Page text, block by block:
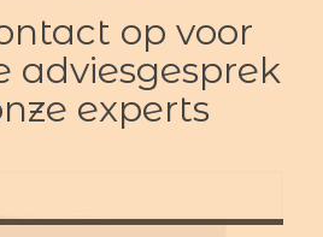
op voor
adviesgesprek
experts